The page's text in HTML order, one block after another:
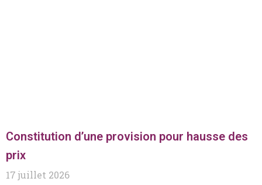
Constitution d’une provision pour hausse des
prix
17 juillet 2026